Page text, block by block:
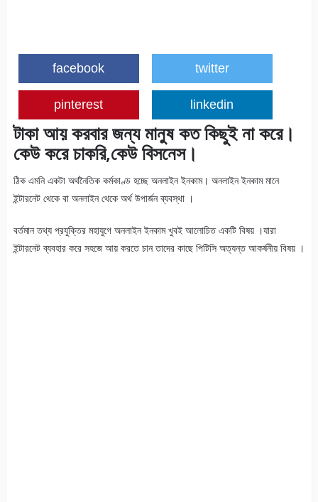
facebook twitter
pinterest linkedin
টাকা আয় করবার জন্য মানুষ কত কিছুই না করে।
কেউ করে চাকরি,কেউ বিসনেস।
ঠিক এমনি একটা অর্থনৈতিক কর্মকাণ্ড হচ্ছে অনলাইন ইনকাম। অনলাইন ইনকাম মানে
ইন্টারনেট থেকে বা অনলাইন থেকে অর্থ উপার্জন ব্যবস্থা ।
বর্তমান তথ্য প্রযুক্তির মহাযুগে অনলাইন ইনকাম খুবই আলোচিত একটি বিষয় ।যারা
ইন্টারনেট ব্যবহার করে সহজে আয় করতে চান তাদের কাছে পিটিসি অত্যন্ত আকর্ষনীয় বিষয় ।